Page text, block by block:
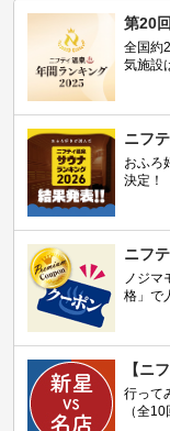
第20
全国約
気施設
ニフ
おふろ
決定！
ニフ
ノジマ
格」で
【ニ
行って
（全